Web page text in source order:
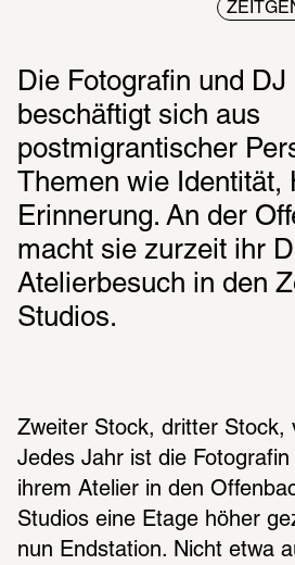
Die Fotografin und DJ
beschäftigt sich aus
postmigrantischer
Themen wie Identität,
Erinnerung. An der
macht sie zurzeit ihr
Atelierbesuch in den
Studios.
Zweiter Stock, dritter Stock,
Jedes Jahr ist die Fotografin
ihrem Atelier in den
Studios eine Etage höher
nun Endstation. Nicht etwa